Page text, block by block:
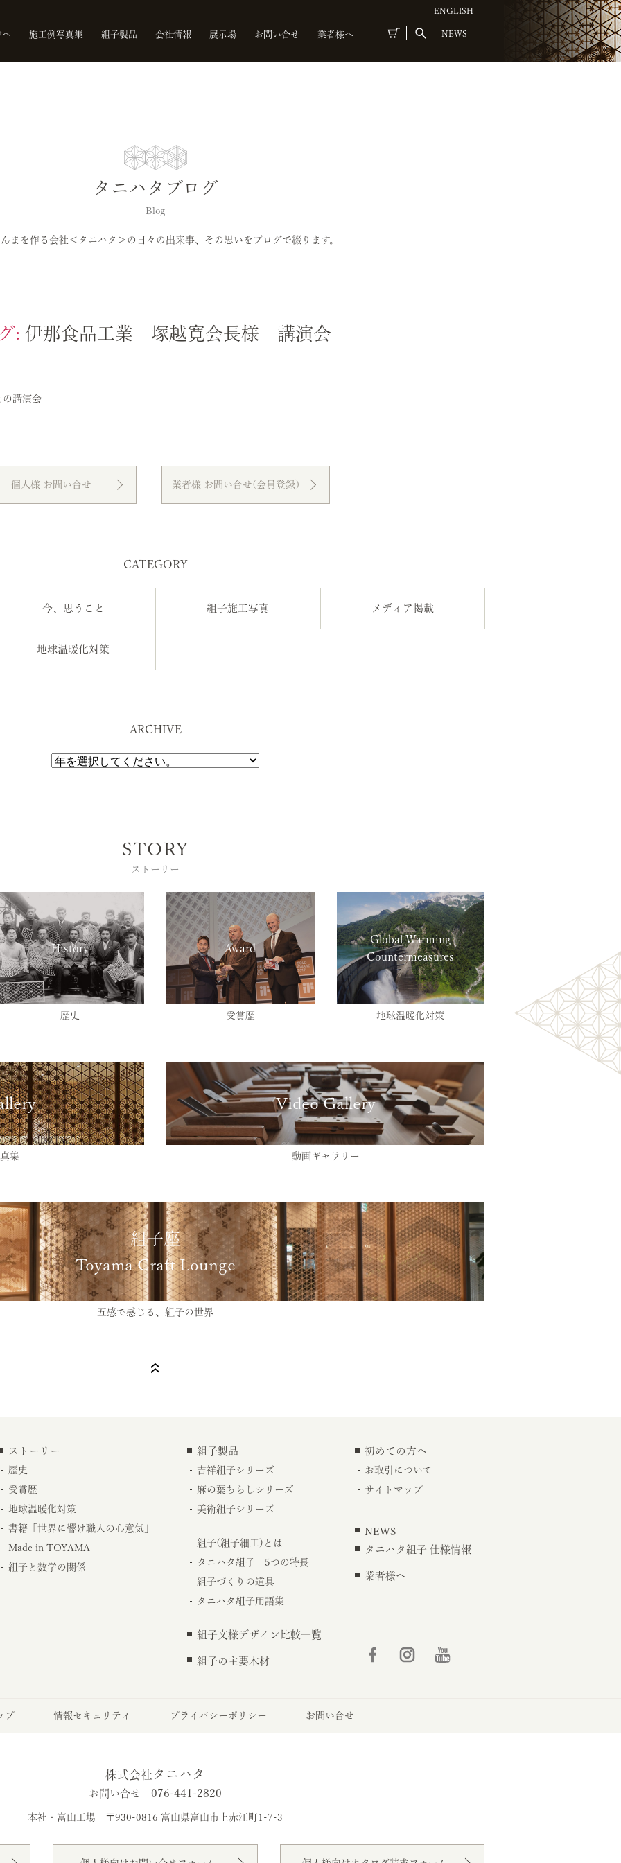
へ 施工例写真集 組子製品 会社情報 展示場 お問い合せ 業者様へ
ENGLISH
NEWS
タニハタブログ
Blog
まを作る会社＜タニハタ＞の日々の出来事、その思いをブログで綴ります。
: 伊那食品工業 塚越寛会長様 講演会
の講演会
個人様 お問い合せ 業者様 お問い合せ(会員登録）
CATEGORY
今、思うこと 組子施工写真 メディア掲載
地球温暖化対策
ARCHIVE
STORY
ストーリー
History
歴史
Award
受賞歴
Global Warming
Countermeasures
地球温暖化対策
集
Video Gallery
動画ギャラリー
組子座
Toyama Craft Lounge
五感で感じる、組子の世界
ストーリー
歴史
受賞歴
地球温暖化対策
書籍「世界に響け職人の心意気」
Made in TOYAMA
組子と数学の関係
組子製品
吉祥組子シリーズ
麻の葉ちらしシリーズ
美術組子シリーズ
組子(組子細工)とは
タニハタ組子 5つの特長
組子づくりの道具
タニハタ組子用語集
組子文様デザイン比較一覧
組子の主要木材
初めての方へ
お取引について
サイトマップ
NEWS
タニハタ組子 仕様情報
業者様へ
プ 情報セキュリティ プライバシーポリシー お問い合せ
株式会社 タニハタ
お問い合せ 076-441-2820
本社・富山工場 〒930-0816 富山県富山市上赤江町1-7-3